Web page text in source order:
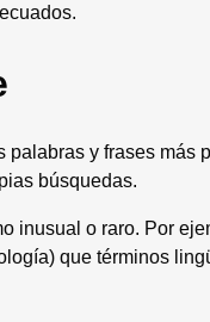
y frases más
búsquedas.
inusual o raro. Por
que términos